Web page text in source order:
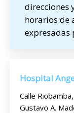
direcciones
horarios de
expresadas
Hospital
Calle
Gustavo A.